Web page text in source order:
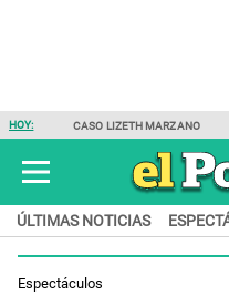
HOY: CASO LIZETH MARZANO
ÚLTIMAS NOTICIAS
Espectáculos